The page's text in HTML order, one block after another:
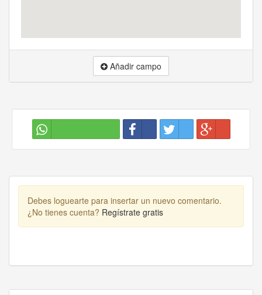
Añadir campo
Debes loguearte para insertar un nuevo comentario.
¿No tienes cuenta? Regístrate gratis